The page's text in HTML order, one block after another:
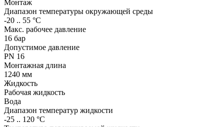
Монтаж
Диапазон температуры окружающей среды
-20 .. 55 °C
Макс. рабочее давление
16 бар
Допустимое давление
PN 16
Монтажная длина
1240 мм
Жидкость
Рабочая жидкость
Вода
Диапазон температур жидкости
-25 .. 120 °C